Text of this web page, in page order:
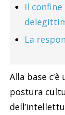
Il
La
Alla base
postura